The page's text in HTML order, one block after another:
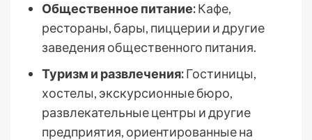
Общественное питание:Кафе,
рестораны, бары, пиццерии и другие
заведения общественного питания.
Туризм и развлечения:Гостиницы,
хостелы, экскурсионные бюро,
развлекательные центры и другие
предприятия, ориентированные на